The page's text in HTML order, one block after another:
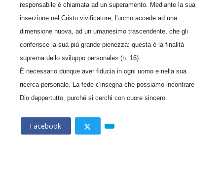
responsabile è chiamata ad un superamento. Mediante la sua
inserzione nel Cristo vivificatore, l'uomo accede ad una
dimensione nuova, ad un umanesimo trascendente, che gli
conferisce la sua più grande pienezza: questa è la finalità
suprema dello sviluppo personale» (n. 16).
È necessario dunque aver fiducia in ogni uomo e nella sua
ricerca personale. La fede c'insegna che possiamo incontrare
Dio dappertutto, purché si cerchi con cuore sincero.
Facebook